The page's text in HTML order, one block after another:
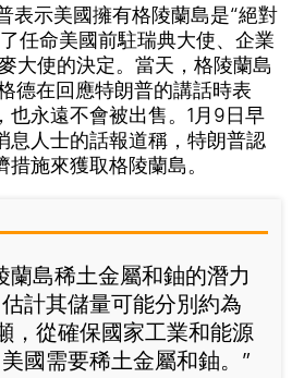
表示美國擁有格陵蘭島是“絕對
任命美國前駐瑞典大使、企業
大使的決定。當天，格陵蘭島
德在回應特朗普的講話時表
也永遠不會被出售。1月9日早
息人士的話報道稱，特朗普認
施來獲取格陵蘭島。
蘭島稀土金屬和鈾的潛力
計其儲量可能分別約為
，從確保國家工業和能源
國需要稀土金屬和鈾。”